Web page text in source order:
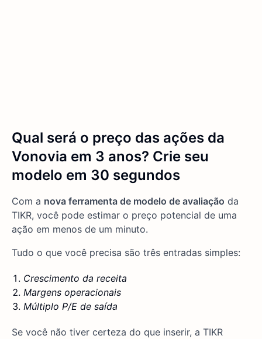
Qual será o preço das ações da
Vonovia em 3 anos? Crie seu
modelo em 30 segundos
Com a nova ferramenta de modelo de avaliação da
TIKR, você pode estimar o preço potencial de uma
ação em menos de um minuto.
Tudo o que você precisa são três entradas simples:
Crescimento da receita
Margens operacionais
Múltiplo P/E de saída
Se você não tiver certeza do que inserir, a TIKR